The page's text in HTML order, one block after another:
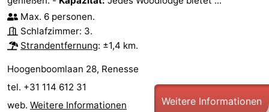
Max. 6 personen.
Schlafzimmer: 3.
Strandentfernung: ±1,4 km.
Hoogenboomlaan 28, Renesse
tel. +31 114 612 31
web. Weitere Informationen Weitere Informationen